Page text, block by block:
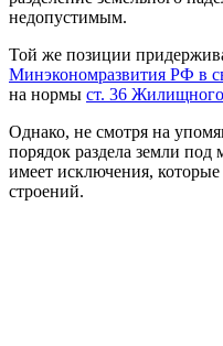
недопустимым.
Той же позиции
Минэкономразвития РФ в
на нормы ст. 36
Однако, не смотря на
порядок раздела земли
имеет исключения,
строений.